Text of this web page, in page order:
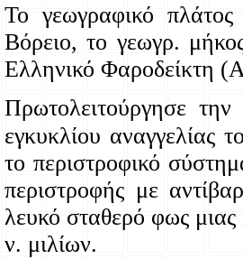
Το γεωγραφικό
Βόρειο, το γεωγρ.
Ελληνικό Φαροδείκτη
Πρωτολειτούργησε
εγκυκλίου αναγγελίας
το περιστροφικό
περιστροφής με
λευκό σταθερό φως
ν. μιλίων.